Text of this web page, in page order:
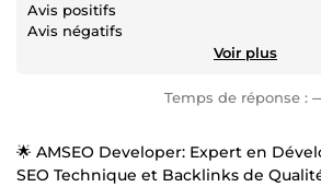
Avis positifs
Avis négatifs
Voir plus
Temps de réponse :
🌟 AMSEO Developer: Expert en
SEO Technique et Backlinks de